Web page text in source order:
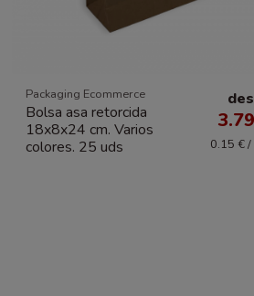
Packaging Ecommerce
Bolsa asa retorcida
18x8x24 cm. Varios
colores. 25 uds
0.15 € /